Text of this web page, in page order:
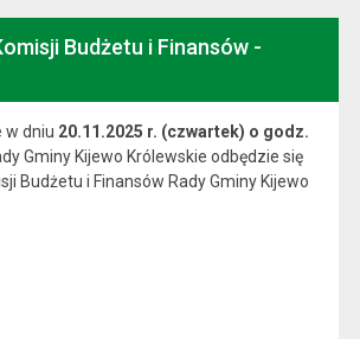
Budżetu i Finansów -
w dniu 20.11.2025 r. (czwartek) o godz.
Gminy Kijewo Królewskie odbędzie się
Budżetu i Finansów Rady Gminy Kijewo